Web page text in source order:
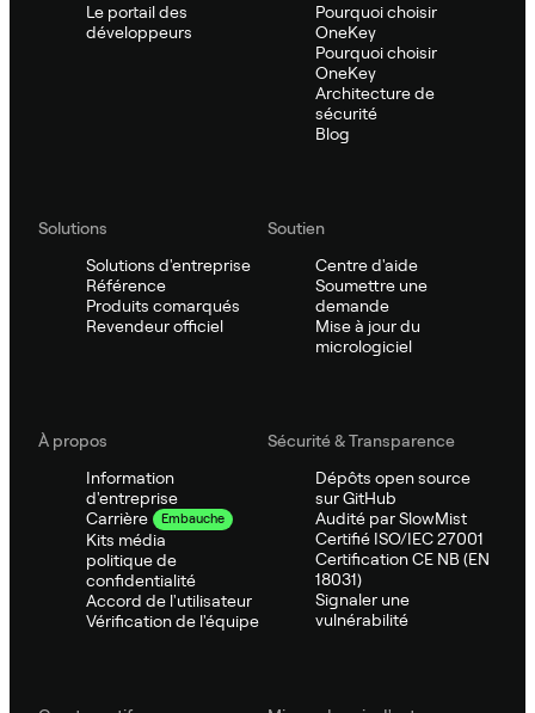
Le portail des
développeurs
Pourquoi choisir
OneKey
Pourquoi choisir
OneKey
Architecture de
sécurité
Blog
Solutions
Solutions d'entreprise
Référence
Produits comarqués
Revendeur officiel
Soutien
Centre d'aide
Soumettre une
demande
Mise à jour du
micrologiciel
À propos
Information
d'entreprise
Carrière
Embauche
Kits média
politique de
confidentialité
Accord de l'utilisateur
Vérification de l'équipe
Sécurité & Transparence
Dépôts open source
sur GitHub
Audité par SlowMist
Certifié ISO/IEC 27001
Certification CE NB (EN
18031)
Signaler une
vulnérabilité